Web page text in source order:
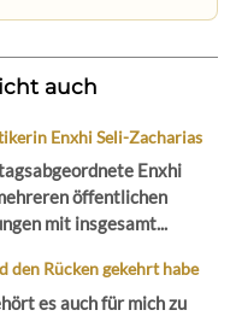
auch
Enxhi Seli-Zacharias
Enxhi
öffentlichen
mit insgesamt...
Rücken gekehrt habe
es auch für mich zu